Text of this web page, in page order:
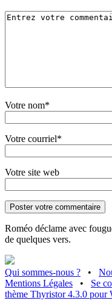
Votre nom*
Votre courriel*
Votre site web
Roméo déclame avec
de quelques vers.
Qui sommes-nous ? •
Mentions Légales
• Se
thème Thyristor 4.3.0 pour